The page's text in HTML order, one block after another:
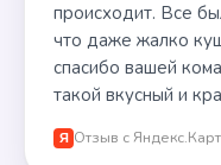
происходит. Все
что даже жалко
спасибо вашей
такой вкусный и
Я Отзыв с Яндекс.Карт